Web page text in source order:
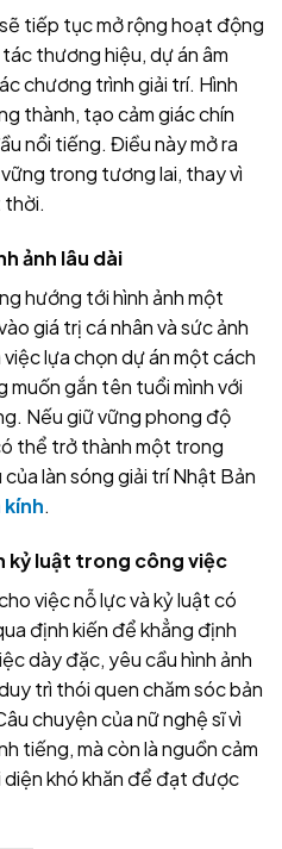
tiếp tục mở rộng hoạt động
thương hiệu, dự án âm
chương trình giải trí. Hình
thành, tạo cảm giác chín
nổi tiếng. Điều này mở ra
trong tương lai, thay vì
thời.
ảnh lâu dài
hướng tới hình ảnh một
giá trị cá nhân và sức ảnh
lựa chọn dự án một cách
gắn tên tuổi mình với
Nếu giữ vững phong độ
thể trở thành một trong
làn sóng giải trí Nhật Bản
.
kỷ luật trong công việc
việc nỗ lực và kỷ luật có
định kiến để khẳng định
dày đặc, yêu cầu hình ảnh
trì thói quen chăm sóc bản
chuyện của nữ nghệ sĩ vì
tiếng, mà còn là nguồn cảm
diện khó khăn để đạt được